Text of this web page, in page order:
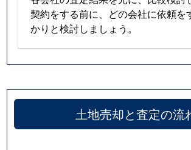
契約をする前に、どの会社に依頼を
かりと検討しましょう。
土地売却と査定の流